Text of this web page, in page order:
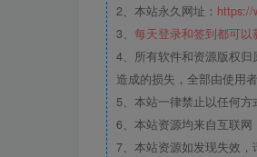
2、本站永久网址： https://
3、 每天登录和签到都可以
4、所有软件和资源版权
造成的损失，全部由使用
5、本站一律禁止以任何
6、本站资源均来自互联
7、本站资源如发现失效，